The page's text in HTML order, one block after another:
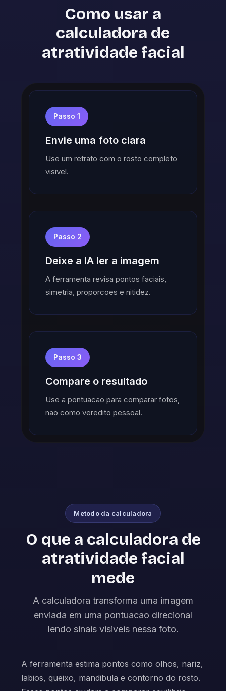
Como usar a
calculadora de
atratividade facial
Passo 1
Envie uma foto clara
Use um retrato com o rosto completo
visivel.
Passo 2
Deixe a IA ler a imagem
A ferramenta revisa pontos faciais,
simetria, proporcoes e nitidez.
Passo 3
Compare o resultado
Use a pontuacao para comparar fotos,
nao como veredito pessoal.
Metodo da calculadora
O que a calculadora de
atratividade facial
mede
A calculadora transforma uma imagem
enviada em uma pontuacao direcional
lendo sinais visiveis nessa foto.
A ferramenta estima pontos como olhos, nariz,
labios, queixo, mandibula e contorno do rosto.